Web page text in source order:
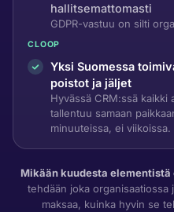
hallitsemattomasti
GDPR-vastuu on silti
CLOOP
Yksi Suomessa
poistot ja jäljet
Hyvässä CRM:ssä kaikki
tallentuu samaan
minuuteissa, ei viikoissa.
Mikään kuudesta elementistä
tehdään joka organisaatiossa
maksaa, kuinka hyvin se